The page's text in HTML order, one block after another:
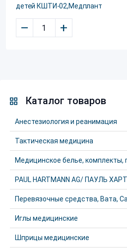
детей КШТИ-02,Медплант
– +
Каталог товаров
Анестезиология и реанимация
Тактическая медицина
Медицинское белье, комплекты,
PAUL HARTMANN AG/ ПАУЛЬ
Перевязочные средства, Вата,
Иглы медицинские
Шприцы медицинские